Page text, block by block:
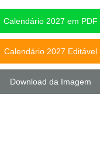
Calendário 2027 em PDF
Calendário 2027 Editável
Download da Imagem